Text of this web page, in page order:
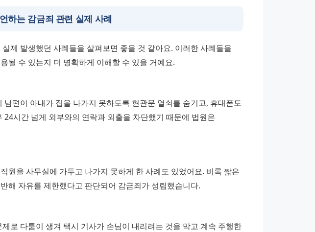
하는 감금죄 관련 실제 사례
제 발생했던 사례들을 살펴보면 좋을 것 같아요. 이러한 사례들을
될 수 있는지 더 명확하게 이해할 수 있을 거예요.
남편이 아내가 집을 나가지 못하도록 현관문 열쇠를 숨기고, 휴대폰도
24시간 넘게 외부와의 연락과 외출을 차단했기 때문에 법원은
원을 사무실에 가두고 나가지 못하게 한 사례도 있었어요. 비록 짧은
해 자유를 제한했다고 판단되어 감금죄가 성립했습니다.
로 다툼이 생겨 택시 기사가 손님이 내리려는 것을 막고 계속 주행한